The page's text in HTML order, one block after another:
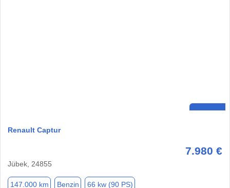
Renault Captur
7.980 €
Jübek, 24855
147.000 km Benzin 66 kw (90 PS)